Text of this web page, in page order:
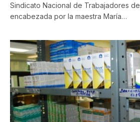
Sindicato Nacional de Trabajadores
encabezada por la maestra María…